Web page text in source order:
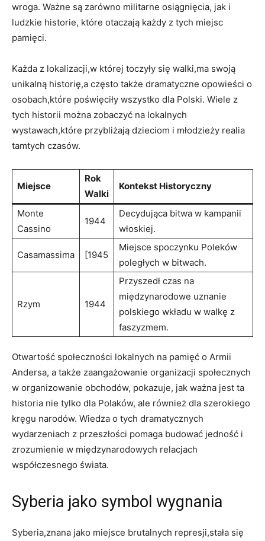
wroga. Ważne są zarówno militarne osiągnięcia, jak i
ludzkie historie, które otaczają każdy z tych miejsc
pamięci.
Każda z lokalizacji,w której toczyły się walki,ma swoją
unikalną historię,a często także dramatyczne opowieści o
osobach,które poświęciły wszystko dla Polski. Wiele z
tych historii można zobaczyć na lokalnych
wystawach,które przybliżają dzieciom i młodzieży realia
tamtych czasów.
Miejsce
Rok
Walki
Kontekst Historyczny
Monte
Cassino
1944
Decydująca bitwa w kampanii
włoskiej.
Casamassima [1945
Miejsce spoczynku Poleków
poległych w bitwach.
Rzym 1944
Przyszedł czas na
międzynarodowe uznanie
polskiego wkładu w walkę z
faszyzmem.
Otwartość społeczności lokalnych na pamięć o Armii
Andersa, a także zaangażowanie organizacji społecznych
w organizowanie obchodów, pokazuje, jak ważna jest ta
historia nie tylko dla Polaków, ale również dla szerokiego
kręgu narodów. Wiedza o tych dramatycznych
wydarzeniach z przeszłości pomaga budować jedność i
zrozumienie w międzynarodowych relacjach
współczesnego świata.
Syberia jako symbol wygnania
Syberia,znana jako miejsce brutalnych represji,stała się